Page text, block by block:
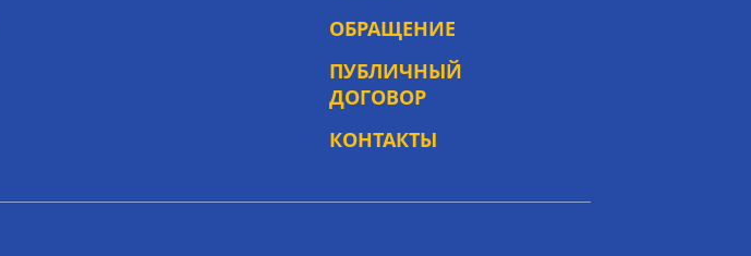
ОБРАЩЕНИЕ
ПУБЛИЧНЫЙ
ДОГОВОР
КОНТАКТЫ